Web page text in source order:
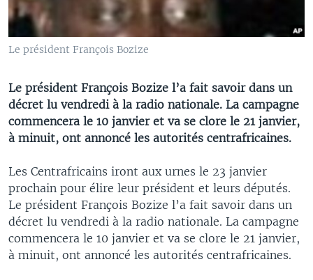
Le président François Bozize
Le président François Bozize l’a fait savoir dans un
décret lu vendredi à la radio nationale. La campagne
commencera le 10 janvier et va se clore le 21 janvier,
à minuit, ont annoncé les autorités centrafricaines.
Les Centrafricains iront aux urnes le 23 janvier
prochain pour élire leur président et leurs députés.
Le président François Bozize l’a fait savoir dans un
décret lu vendredi à la radio nationale. La campagne
commencera le 10 janvier et va se clore le 21 janvier,
à minuit, ont annoncé les autorités centrafricaines.